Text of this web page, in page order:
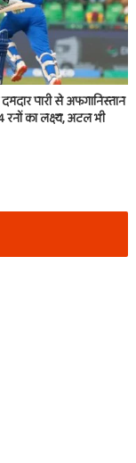
पारी से अफगानिस्तान
रनों का लक्ष्य, अटल भी